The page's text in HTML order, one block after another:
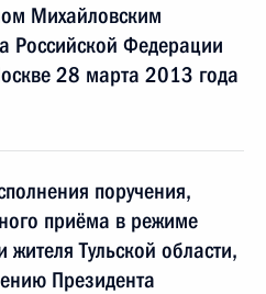
Михайловским
Российской Федерации
28 марта 2013 года
поручения,
приёма в режиме
Тульской области,
Президента